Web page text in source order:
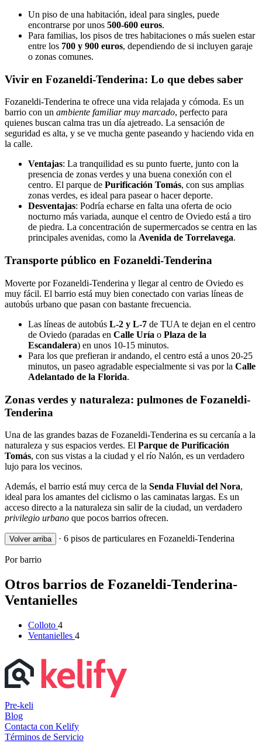
Un piso de una habitación, ideal para singles, puede
encontrarse por unos 500-600 euros.
Para familias, los pisos de tres habitaciones o más suelen estar
entre los 700 y 900 euros, dependiendo de si incluyen garaje
o zonas comunes.
Vivir en Fozaneldi-Tenderina: Lo que debes saber
Fozaneldi-Tenderina te ofrece una vida relajada y cómoda. Es un
barrio con un ambiente familiar muy marcado, perfecto para
quienes buscan calma tras un día ajetreado. La sensación de
seguridad es alta, y se ve mucha gente paseando y haciendo vida en
la calle.
Ventajas: La tranquilidad es su punto fuerte, junto con la
presencia de zonas verdes y una buena conexión con el
centro. El parque de Purificación Tomás, con sus amplias
zonas verdes, es ideal para pasear o hacer deporte.
Desventajas: Podría echarse en falta una oferta de ocio
nocturno más variada, aunque el centro de Oviedo está a tiro
de piedra. La concentración de supermercados se centra en las
principales avenidas, como la Avenida de Torrelavega.
Transporte público en Fozaneldi-Tenderina
Moverte por Fozaneldi-Tenderina y llegar al centro de Oviedo es
muy fácil. El barrio está muy bien conectado con varias líneas de
autobús urbano que pasan con bastante frecuencia.
Las líneas de autobús L-2 y L-7 de TUA te dejan en el centro
de Oviedo (paradas en Calle Uría o Plaza de la
Escandalera) en unos 10-15 minutos.
Para los que prefieran ir andando, el centro está a unos 20-25
minutos, un paseo agradable especialmente si vas por la Calle
Adelantado de la Florida.
Zonas verdes y naturaleza: pulmones de Fozaneldi-
Tenderina
Una de las grandes bazas de Fozaneldi-Tenderina es su cercanía a la
naturaleza y sus espacios verdes. El Parque de Purificación
Tomás, con sus vistas a la ciudad y el río Nalón, es un verdadero
lujo para los vecinos.
Además, el barrio está muy cerca de la Senda Fluvial del Nora,
ideal para los amantes del ciclismo o las caminatas largas. Es un
acceso directo a la naturaleza sin salir de la ciudad, un verdadero
privilegio urbano que pocos barrios ofrecen.
Volver arriba · 6 pisos de particulares en Fozaneldi-Tenderina
Por barrio
Otros barrios de Fozaneldi-Tenderina-
Ventanielles
Colloto 4
Ventanielles 4
Pre-keli
Blog
Contacta con Kelify
Términos de Servicio